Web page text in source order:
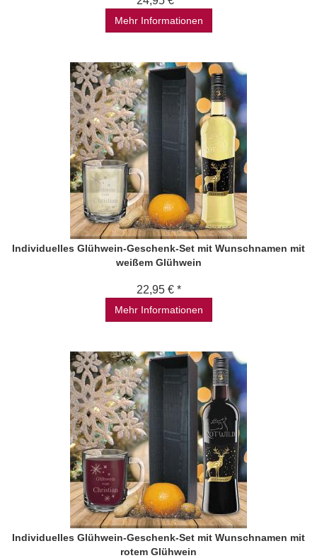
Mehr Informationen
Individuelles Glühwein-Geschenk-Set mit Wunschnamen mit
weißem Glühwein
22,95 € *
Mehr Informationen
Individuelles Glühwein-Geschenk-Set mit Wunschnamen mit
rotem Glühwein